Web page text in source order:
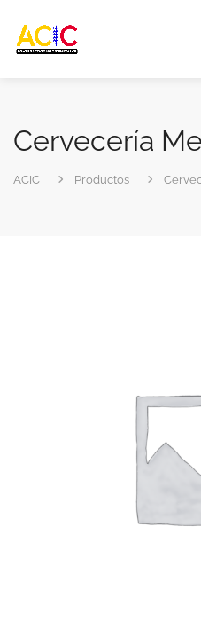
Cervecería
ACIC Productos